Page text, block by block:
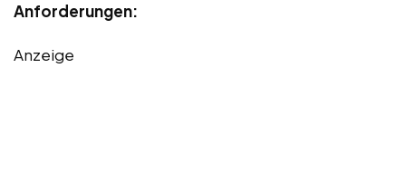
Anforderungen:
Anzeige